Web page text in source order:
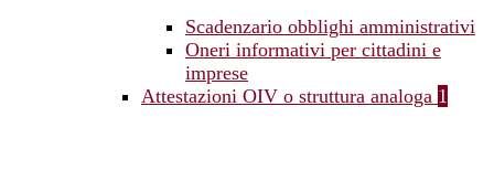
Scadenzario obblighi amministrativi
Oneri informativi per cittadini e
imprese
Attestazioni OIV o struttura analoga 1